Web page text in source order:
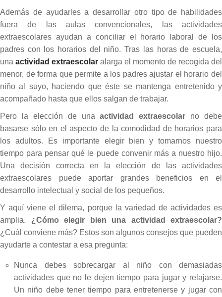
Además de ayudarles a desarrollar otro tipo de habilidades
fuera de las aulas convencionales, las actividades
extraescolares ayudan a conciliar el horario laboral de los
padres con los horarios del niño. Tras las horas de escuela,
una actividad extraescolar alarga el momento de recogida del
menor, de forma que permite a los padres ajustar el horario del
niño al suyo, haciendo que éste se mantenga entretenido y
acompañado hasta que ellos salgan de trabajar.
Pero la elección de unaactividad extraescolar no debe
basarse sólo en el aspecto de la comodidad de horarios para
los adultos. Es importante elegir bien y tomarnos nuestro
tiempo para pensar qué le puede convenir más a nuestro hijo.
Una decisión correcta en la elección de las actividades
extraescolares puede aportar grandes beneficios en el
desarrollo intelectual y social de los pequeños.
Y aquí viene el dilema, porque la variedad de actividades es
amplia. ¿Cómo elegir bien una actividad extraescolar?
¿Cuál conviene más? Estos son algunos consejos que pueden
ayudarte a contestar a esa pregunta:
Nunca debes sobrecargar al niño con demasiadas
actividades que no le dejen tiempo para jugar y relajarse.
Un niño debe tener tiempo para entretenerse y jugar con